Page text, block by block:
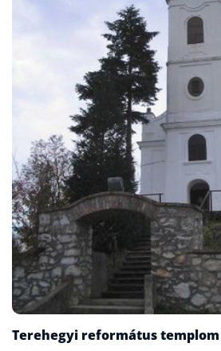
Terehegyi református templom